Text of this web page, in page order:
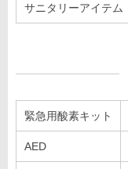
サニタリーアイテム
緊急用酸素キット
AED